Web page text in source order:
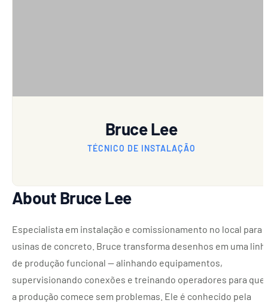
Bruce Lee
TÉCNICO DE INSTALAÇÃO
About Bruce Lee
Especialista em instalação e comissionamento no local para
usinas de concreto. Bruce transforma desenhos em uma
de produção funcional — alinhando equipamentos,
supervisionando conexões e treinando operadores para que
a produção comece sem problemas. Ele é conhecido pela